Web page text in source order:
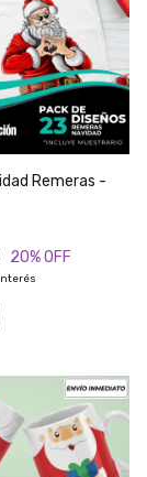
Remeras -
20% OFF